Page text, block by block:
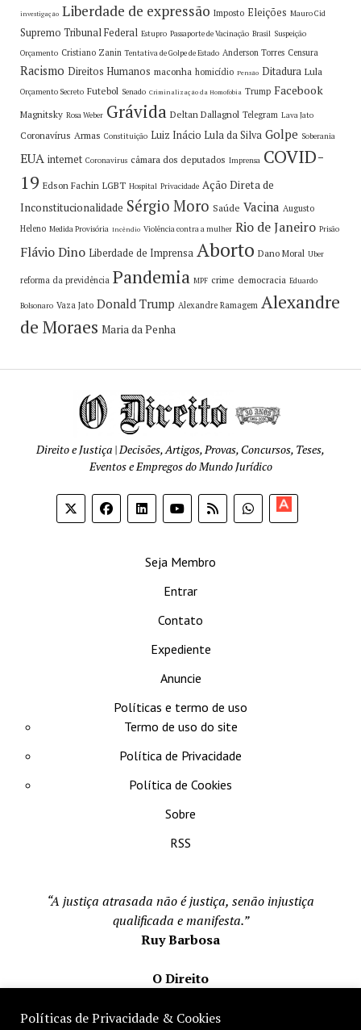
investigação Liberdade de expressão Imposto Eleições Mauro Cid
Supremo Tribunal Federal Estupro Passaporte de Vacinação Brasil Suspeição
Orçamento Cristiano Zanin Tentativa de Golpe de Estado Anderson Torres Censura
Racismo Direitos Humanos maconha homicídio Pensão Ditadura Lula
Orçamento Secreto Futebol Senado Criminalização da Homofobia Trump Facebook
Magnitsky Rosa Weber Grávida Deltan Dallagnol Telegram Lava Jato
Coronavírus Armas Constituição Luiz Inácio Lula da Silva Golpe Soberania
EUA internet Coronavirus câmara dos deputados Imprensa COVID-
19 Edson Fachin LGBT Hospital Privacidade Ação Direta de
Inconstitucionalidade Sérgio Moro Saúde Vacina Augusto
Heleno Medida Provisória Incêndio Violência contra a mulher Rio de Janeiro Prisão
Flávio Dino Liberdade de Imprensa Aborto Dano Moral Uber
reforma da previdência Pandemia MPF crime democracia Eduardo
Bolsonaro Vaza Jato Donald Trump Alexandre Ramagem Alexandre
de Moraes Maria da Penha
Direito e Justiça | Decisões, Artigos, Provas, Concursos, Teses,
Eventos e Empregos do Mundo Jurídico
Seja Membro
Entrar
Contato
Expediente
Anuncie
Políticas e termo de uso
Termo de uso do site
Política de Privacidade
Política de Cookies
Sobre
RSS
“A justiça atrasada não é justiça, senão injustiça
qualificada e manifesta.”
Ruy Barbosa
O Direito
Políticas de Privacidade & Cookies